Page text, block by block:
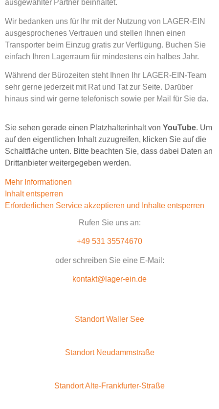
ausgewählter Partner beinhaltet.
Wir bedanken uns für Ihr mit der Nutzung von LAGER-EIN
ausgesprochenes Vertrauen und stellen Ihnen einen
Transporter beim Einzug gratis zur Verfügung. Buchen Sie
einfach Ihren Lagerraum für mindestens ein halbes Jahr.
Während der Bürozeiten steht Ihnen Ihr LAGER-EIN-Team
sehr gerne jederzeit mit Rat und Tat zur Seite. Darüber
hinaus sind wir gerne telefonisch sowie per Mail für Sie da.
Sie sehen gerade einen Platzhalterinhalt von YouTube. Um
auf den eigentlichen Inhalt zuzugreifen, klicken Sie auf die
Schaltfläche unten. Bitte beachten Sie, dass dabei Daten an
Drittanbieter weitergegeben werden.
Mehr Informationen
Inhalt entsperren
Erforderlichen Service akzeptieren und Inhalte entsperren
Rufen Sie uns an:
+49 531 35574670
oder schreiben Sie eine E-Mail:
kontakt@lager-ein.de
Standort Waller See
Standort Neudammstraße
Standort Alte-Frankfurter-Straße